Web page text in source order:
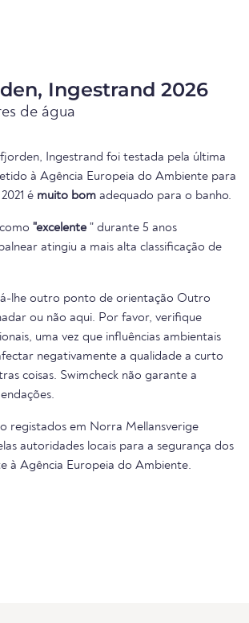
Ingestrand 2026
de água
Ingestrand foi testada pela última
à Agência Europeia do Ambiente para
é muito bom adequado para o banho.
"excelente " durante 5 anos
atingiu a mais alta classificação de
lhe outro ponto de orientação Outro
ou não aqui. Por favor, verifique
uma vez que influências ambientais
negativamente a qualidade a curto
coisas. Swimcheck não garante a
registados em Norra Mellansverige
autoridades locais para a segurança dos
à Agência Europeia do Ambiente.